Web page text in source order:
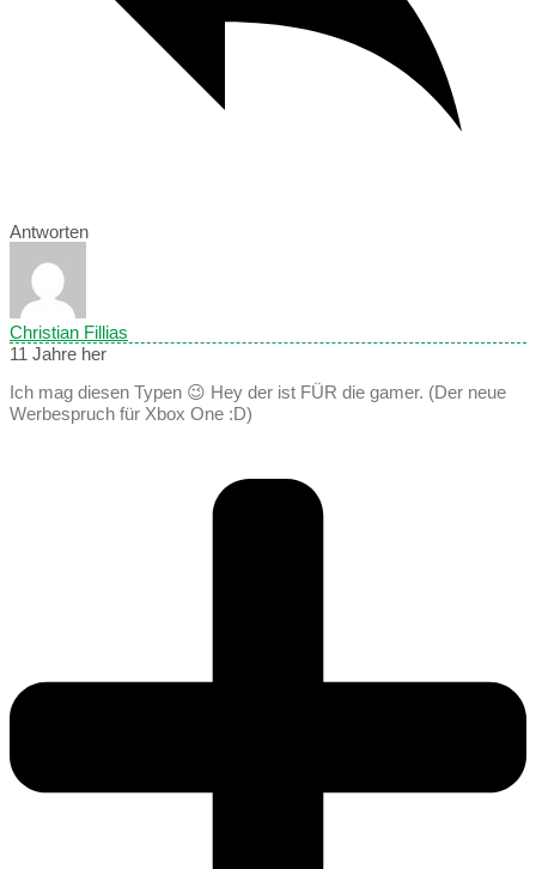
Antworten
Christian Fillias
11 Jahre her
Ich mag diesen Typen 😉 Hey der ist FÜR die gamer. (Der neue
Werbespruch für Xbox One :D)